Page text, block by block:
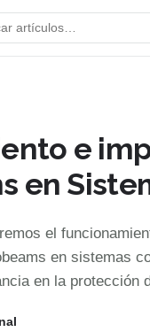
e
en
el
en sistemas
en la protección